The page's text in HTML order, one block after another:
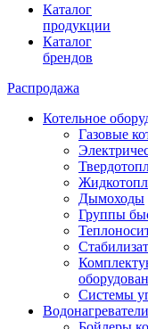
Каталог
продукции
Каталог
брендов
Распродажа
Котельное
Газовые
Дымоходы
Группы
Системы
Водонагреватели